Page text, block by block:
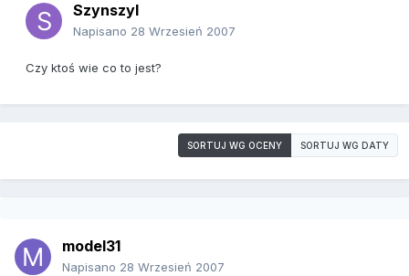
Szynszyl
Napisano 28 Wrzesień 2007
Czy ktoś wie co to jest?
SORTUJ WG OCENY SORTUJ WG DATY
model31
Napisano 28 Wrzesień 2007